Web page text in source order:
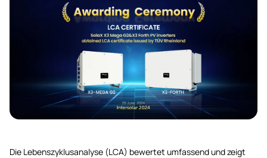
Die Lebenszyklusanalyse (LCA) bewertet umfassend und zeigt